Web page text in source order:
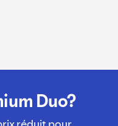
Duo?